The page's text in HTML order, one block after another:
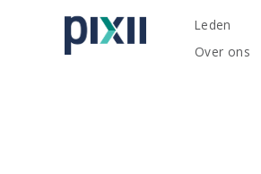
Leden
Over ons